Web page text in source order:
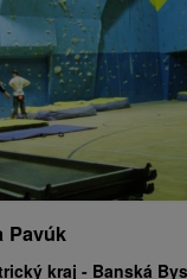
Pavúk
kraj - Banská